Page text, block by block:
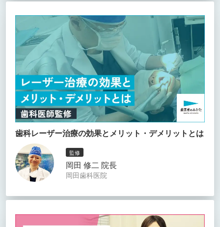
歯科レーザー治療の効果とメリット・デメリットとは
監修
岡田 修二 院長
岡田歯科医院